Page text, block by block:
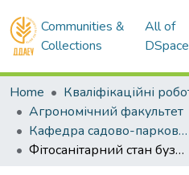
Communities &
Collections
All of
DSpace
Home
Агрономічний факультет
Кафедра садово-паркового мистецтва та ландшафтного дизайну. Бакалаври
Фітосанітарний стан бузини чорної (Sambucus nigra L.) в урбоценозах міста Дніпро